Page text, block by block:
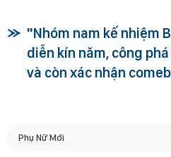
"Nhóm nam kế nhiệm
diễn kín năm, công
và còn xác nhận
Phụ Nữ Mới